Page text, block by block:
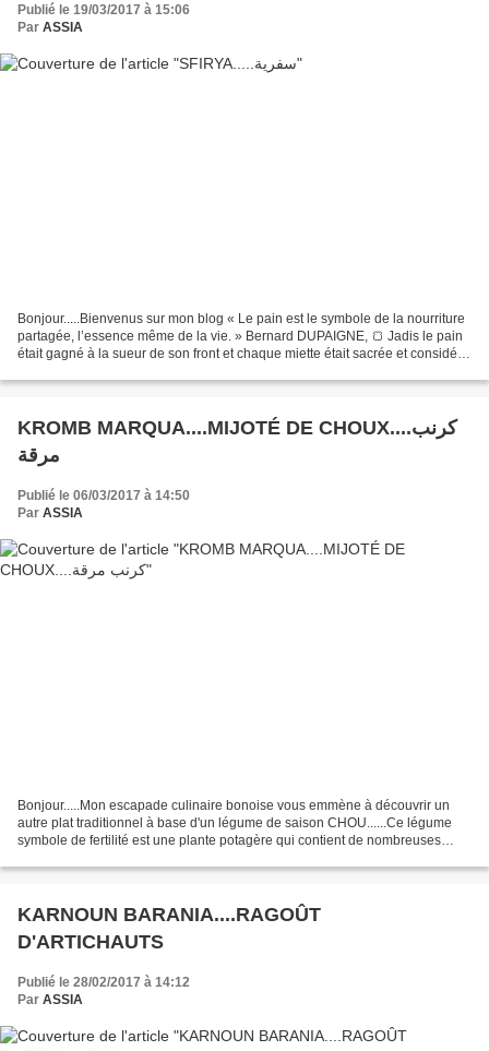
Publié le 19/03/2017 à 15:06
Par ASSIA
Bonjour.....Bienvenus sur mon blog « Le pain est le symbole de la nourriture
partagée, l’essence même de la vie. » Bernard DUPAIGNE, 🍞 Jadis le pain
était gagné à la sueur de son front et chaque miette était sacrée et considéré
KROMB MARQUA....MIJOTÉ DE CHOUX....كرنب
مرقة
Publié le 06/03/2017 à 14:50
Par ASSIA
Bonjour.....Mon escapade culinaire bonoise vous emmène à découvrir un
autre plat traditionnel à base d'un légume de saison CHOU......Ce légume
symbole de fertilité est une plante potagère qui contient de nombreuses
KARNOUN BARANIA....RAGOÛT
D'ARTICHAUTS
Publié le 28/02/2017 à 14:12
Par ASSIA